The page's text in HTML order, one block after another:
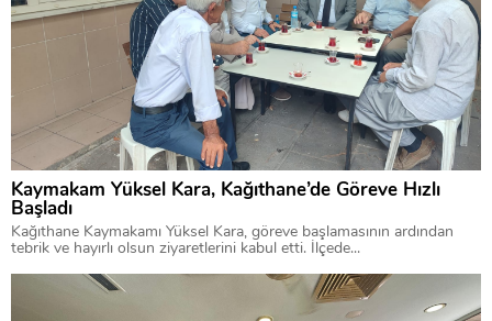
Kaymakam Yüksel Kara, Kağıthane’de Göreve Hızlı
Başladı
Kağıthane Kaymakamı Yüksel Kara, göreve başlamasının ardından
tebrik ve hayırlı olsun ziyaretlerini kabul etti. İlçede...